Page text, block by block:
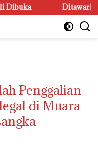
Ditawari
Penggalian
di Muara